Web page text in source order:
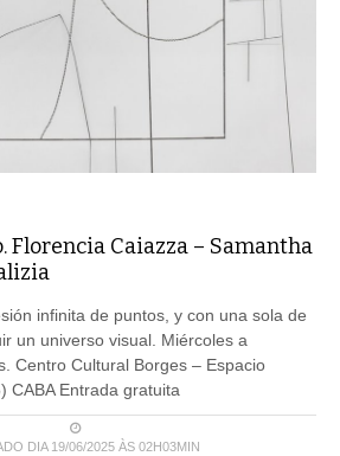
Florencia Caiazza – Samantha
infinita de puntos, y con una sola de
un universo visual. Miércoles a
Centro Cultural Borges – Espacio
CABA Entrada gratuita
DIA 19/06/2025 ÀS 02H03MIN